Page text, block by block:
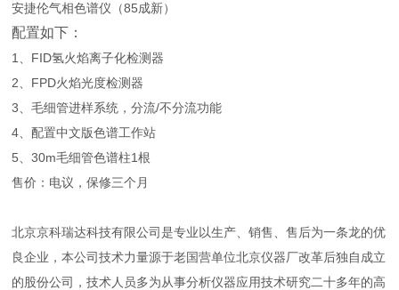
安捷伦气相色谱仪（85成新）
配置如下：
1、FID氢火焰离子化检测器
2、FPD火焰光度检测器
3、毛细管进样系统，分流/不分流功能
4、配置中文版色谱工作站
5、30m毛细管色谱柱1根
售价：电议，保修三个月
北京京科瑞达科技有限公司是专业以生产、销售、售后为一条龙的优
良企业，本公司技术力量源于老国营单位北京仪器厂改革后独自成立
的股份公司，技术人员多为从事分析仪器应用技术研究二十多年的高